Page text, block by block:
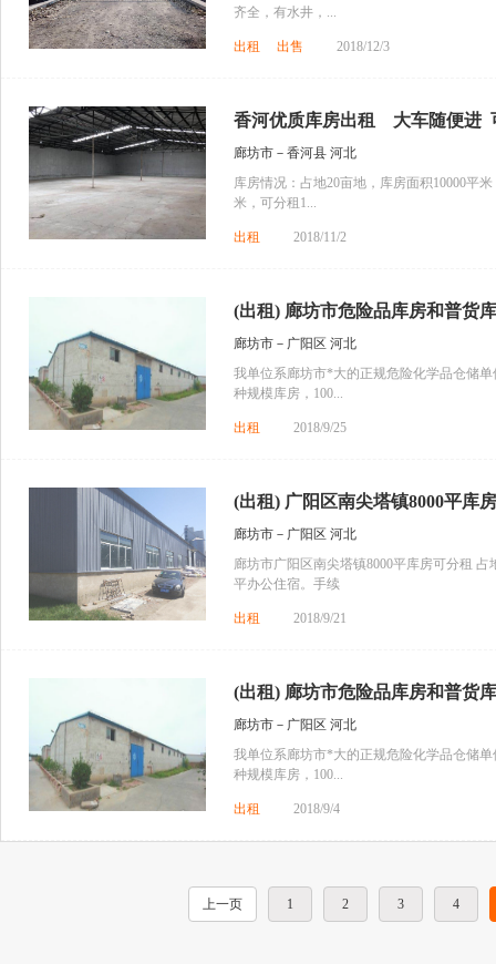
齐全，有水井，...
出租 出售 2018/12/3
香河优质库房出租 大车随便进
廊坊市－香河县 河北
库房情况：占地20亩地，库房面积10000平
米，可分租1...
出租 2018/11/2
(出租) 廊坊市危险品库房和普货
廊坊市－广阳区 河北
我单位系廊坊市*大的正规危险化学品仓储
种规模库房，100...
出租 2018/9/25
(出租) 广阳区南尖塔镇8000平库房
廊坊市－广阳区 河北
廊坊市广阳区南尖塔镇8000平库房可分租 占
平办公住宿。手续
出租 2018/9/21
(出租) 廊坊市危险品库房和普货
廊坊市－广阳区 河北
我单位系廊坊市*大的正规危险化学品仓储
种规模库房，100...
出租 2018/9/4
上一页 1 2 3 4